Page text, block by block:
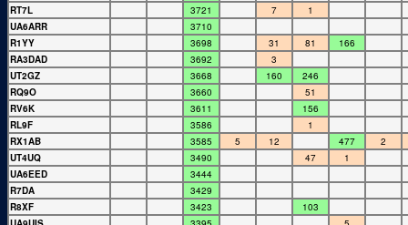
RT7L
3721 7
1
UA6ARR
3710
R1YY
3698 31 81
166
RA3DAD
3692
3
UT2GZ
3668 160
246
RQ9O
3660
51
RV6K
3611
156
RL9F
3586
1
RX1AB
3585 5 12 477
2
UT4UQ
3490 47
1
UA6EED
3444
R7DA
3429
R8XF
3423
103